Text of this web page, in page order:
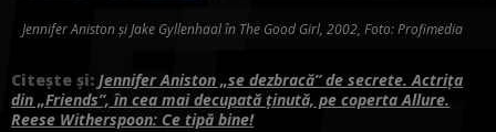
Jennifer Aniston și Jake Gyllenhaal în The Good Girl, 2002, Foto: Profimedia
Citește și: Jennifer Aniston „se dezbracă” de secrete. Actrița
din „Friends”, în cea mai decupată ținută, pe coperta Allure.
Reese Witherspoon: Ce tipă bine!